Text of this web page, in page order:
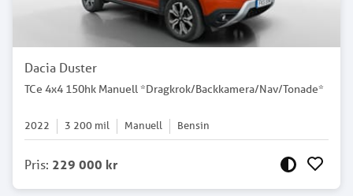
Dacia Duster
TCe 4x4 150hk Manuell *Dragkrok/Backkamera/Nav/Tonade*
2022 3 200 mil Manuell Bensin
Pris: 229 000 kr